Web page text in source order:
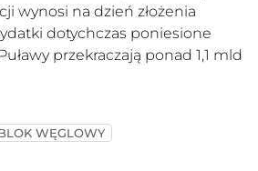
wynosi na dzień złożenia
dotychczas poniesione
przekraczają ponad 1,1 mld
WĘGLOWY